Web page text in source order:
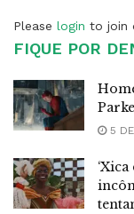
Please login to join
FIQUE POR
5 DE